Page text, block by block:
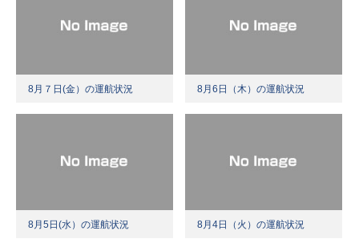
8月７日(金）の運航状況 8月6日（木）の運航状況
8月5日(水）の運航状況 8月4日（火）の運航状況